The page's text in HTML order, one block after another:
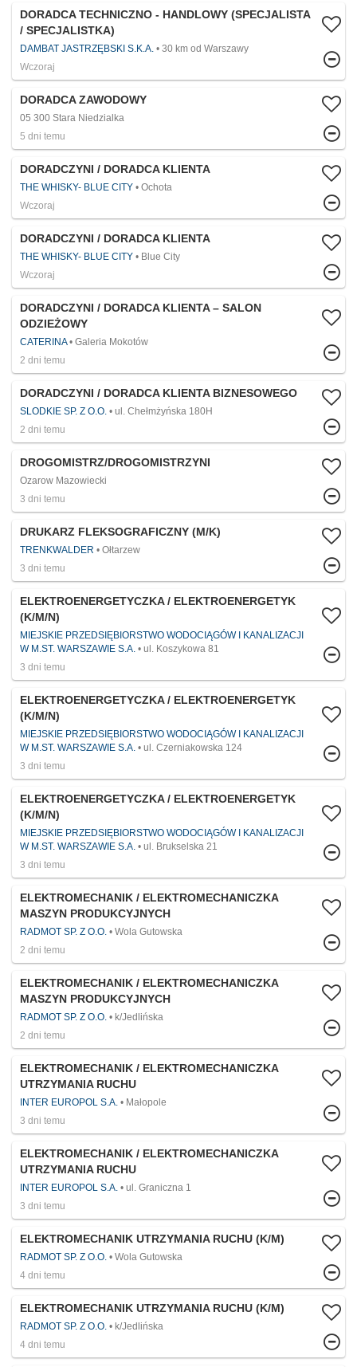
DORADCA TECHNICZNO - HANDLOWY (SPECJALISTA
/ SPECJALISTKA)
DAMBAT JASTRZĘBSKI S.K.A.
30 km od Warszawy
Wczoraj
DORADCA ZAWODOWY
05 300 Stara Niedzialka
5 dni temu
DORADCZYNI / DORADCA KLIENTA
THE WHISKY- BLUE CITY
Ochota
Wczoraj
DORADCZYNI / DORADCA KLIENTA
THE WHISKY- BLUE CITY
Blue City
Wczoraj
DORADCZYNI / DORADCA KLIENTA – SALON
ODZIEŻOWY
CATERINA
Galeria Mokotów
2 dni temu
DORADCZYNI / DORADCA KLIENTA BIZNESOWEGO
SLODKIE SP. Z O.O.
ul. Chełmżyńska 180H
2 dni temu
DROGOMISTRZ/DROGOMISTRZYNI
Ozarow Mazowiecki
3 dni temu
DRUKARZ FLEKSOGRAFICZNY (M/K)
TRENKWALDER
Ołtarzew
3 dni temu
ELEKTROENERGETYCZKA / ELEKTROENERGETYK
(K/M/N)
MIEJSKIE PRZEDSIĘBIORSTWO WODOCIĄGÓW I KANALIZACJI
W M.ST. WARSZAWIE S.A.
ul. Koszykowa 81
3 dni temu
ELEKTROENERGETYCZKA / ELEKTROENERGETYK
(K/M/N)
MIEJSKIE PRZEDSIĘBIORSTWO WODOCIĄGÓW I KANALIZACJI
W M.ST. WARSZAWIE S.A.
ul. Czerniakowska 124
3 dni temu
ELEKTROENERGETYCZKA / ELEKTROENERGETYK
(K/M/N)
MIEJSKIE PRZEDSIĘBIORSTWO WODOCIĄGÓW I KANALIZACJI
W M.ST. WARSZAWIE S.A.
ul. Brukselska 21
3 dni temu
ELEKTROMECHANIK / ELEKTROMECHANICZKA
MASZYN PRODUKCYJNYCH
RADMOT SP. Z O.O.
Wola Gutowska
2 dni temu
ELEKTROMECHANIK / ELEKTROMECHANICZKA
MASZYN PRODUKCYJNYCH
RADMOT SP. Z O.O.
k/Jedlińska
2 dni temu
ELEKTROMECHANIK / ELEKTROMECHANICZKA
UTRZYMANIA RUCHU
INTER EUROPOL S.A.
Małopole
3 dni temu
ELEKTROMECHANIK / ELEKTROMECHANICZKA
UTRZYMANIA RUCHU
INTER EUROPOL S.A.
ul. Graniczna 1
3 dni temu
ELEKTROMECHANIK UTRZYMANIA RUCHU (K/M)
RADMOT SP. Z O.O.
Wola Gutowska
4 dni temu
ELEKTROMECHANIK UTRZYMANIA RUCHU (K/M)
RADMOT SP. Z O.O.
k/Jedlińska
4 dni temu